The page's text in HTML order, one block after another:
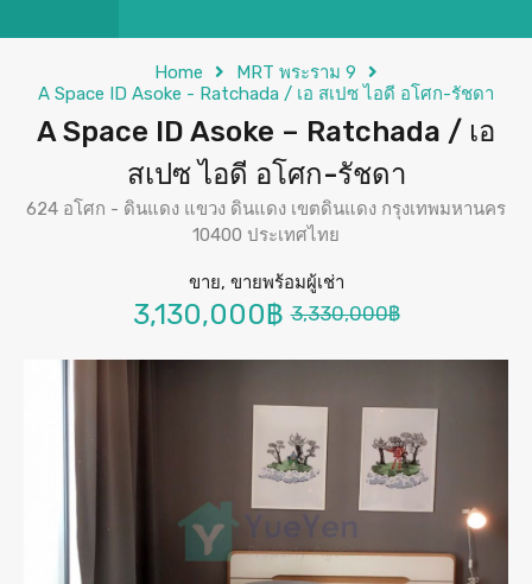
Home
MRT พระราม 9
A Space ID Asoke - Ratchada / เอ สเปซ ไอดี อโศก-รัชดา
A Space ID Asoke – Ratchada / เอ
สเปซ ไอดี อโศก-รัชดา
624 อโศก - ดินแดง แขวง ดินแดง เขตดินแดง กรุงเทพมหานคร
10400 ประเทศไทย
ขาย, ขายพร้อมผู้เช่า
3,130,000฿ 3,330,000฿